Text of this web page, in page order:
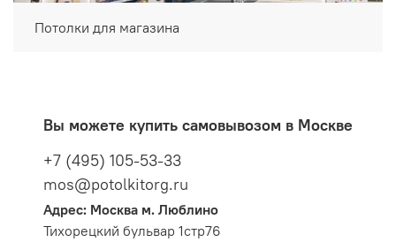
Потолки для магазина
Вы можете купить самовывозом в Москве
+7 (495) 105-53-33
mos@potolkitorg.ru
Адрес: Москва м. Люблино
Тихорецкий бульвар 1стр76